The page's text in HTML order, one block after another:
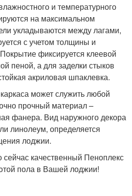
и температурного
на максимальном
укладываются между лагами,
с учетом толщины и
фиксируется клеевой
пеной, а для заделки стыков
акриловая шпаклевка.
может служить любой
прочный материал –
фанера. Вид наружного декора
линолеум, определяется
лоджии.
сейчас качественный Пеноплекс
пола в Вашей лоджии!